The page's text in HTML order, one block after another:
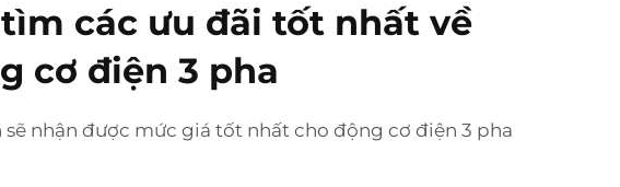
các ưu đãi tốt nhất về
cơ điện 3 pha
sẽ nhận được mức giá tốt nhất cho động cơ điện 3 pha